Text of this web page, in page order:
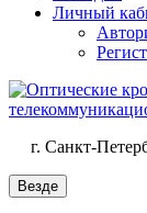
Личный
г. Санкт-
Везде